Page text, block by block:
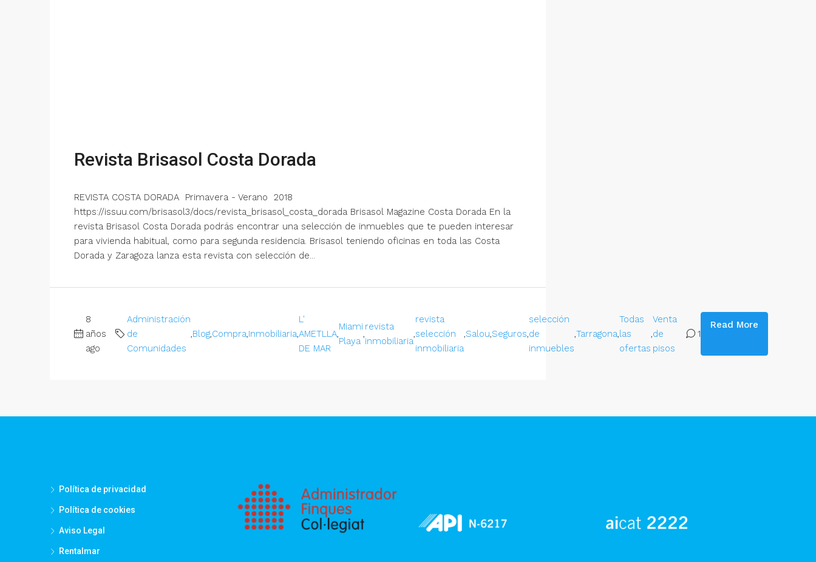
Revista Brisasol Costa Dorada
REVISTA COSTA DORADA Primavera - Verano 2018
https://issuu.com/brisasol3/docs/revista_brisasol_costa_dorada Brisasol Magazine Costa Dorada En la
revista Brisasol Costa Dorada podrás encontrar una selección de inmuebles que te pueden interesar
para vivienda habitual, como para segunda residencia. Brisasol teniendo oficinas en toda las Costa
Dorada y Zaragoza lanza esta revista con selección de...
8
años
ago
Administración
de
Comunidades
Blog Compra Inmobiliaria
L'
AMETLLA
DE MAR
Miami
Playa
revista
inmobiliaria
revista
selección
inmobiliaria
Salou Seguros
selección
de
inmuebles
Tarragona
Todas
las
ofertas
Venta
de
pisos
1
Read More
Política de privacidad
Política de cookies
Aviso Legal
Rentalmar